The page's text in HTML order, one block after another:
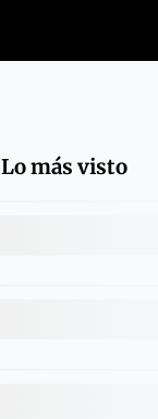
Lo más visto